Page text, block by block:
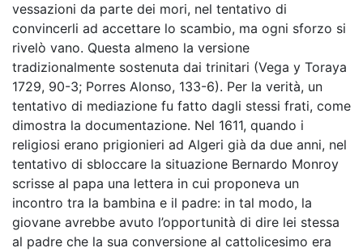
vessazioni da parte dei mori, nel tentativo di
convincerli ad accettare lo scambio, ma ogni sforzo si
rivelò vano. Questa almeno la versione
tradizionalmente sostenuta dai trinitari (Vega y Toraya
1729, 90-3; Porres Alonso, 133-6). Per la verità, un
tentativo di mediazione fu fatto dagli stessi frati, come
dimostra la documentazione. Nel 1611, quando i
religiosi erano prigionieri ad Algeri già da due anni, nel
tentativo di sbloccare la situazione Bernardo Monroy
scrisse al papa una lettera in cui proponeva un
incontro tra la bambina e il padre: in tal modo, la
giovane avrebbe avuto l’opportunità di dire lei stessa
al padre che la sua conversione al cattolicesimo era